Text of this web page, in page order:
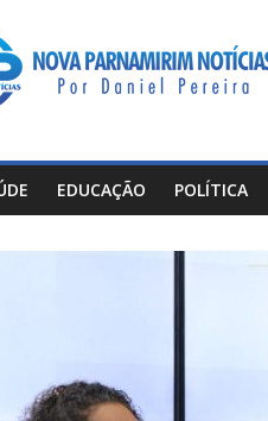
EDUCAÇÃO POLÍTICA